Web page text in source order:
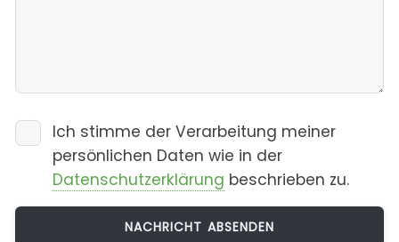
Ich stimme der Verarbeitung meiner
persönlichen Daten wie in der
Datenschutzerklärung beschrieben zu.